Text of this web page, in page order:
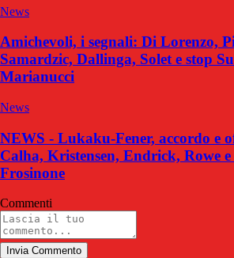
News
Amichevoli, i segnali: Di Lorenzo,
Samardzic, Dallinga, Solet e stop
Marianucci
News
NEWS - Lukaku-Fener, accordo e
Calha, Kristensen, Endrick, Rowe
Frosinone
Commenti
Invia Commento